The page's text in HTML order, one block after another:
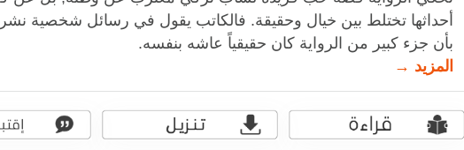
أحداثها تختلط بين خيال وحقيقة. فالكاتب يقول في رسائل شخصية
بأن جزء كبير من الرواية كان حقيقياً عاشه بنفسه.
المزيد →